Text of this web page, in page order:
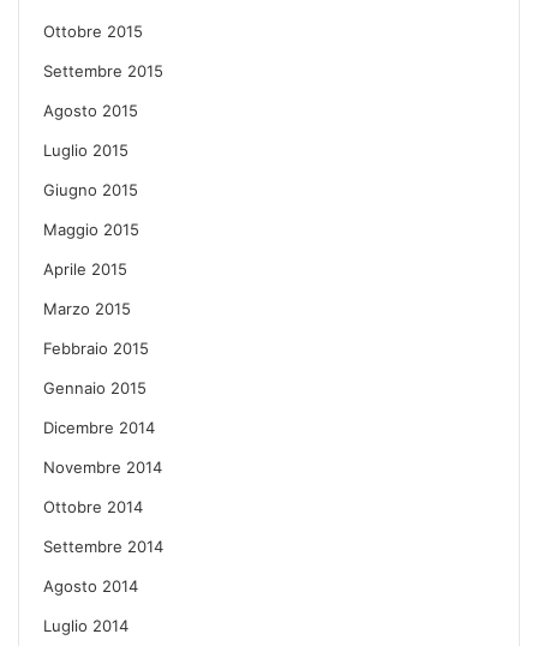
Ottobre 2015
Settembre 2015
Agosto 2015
Luglio 2015
Giugno 2015
Maggio 2015
Aprile 2015
Marzo 2015
Febbraio 2015
Gennaio 2015
Dicembre 2014
Novembre 2014
Ottobre 2014
Settembre 2014
Agosto 2014
Luglio 2014